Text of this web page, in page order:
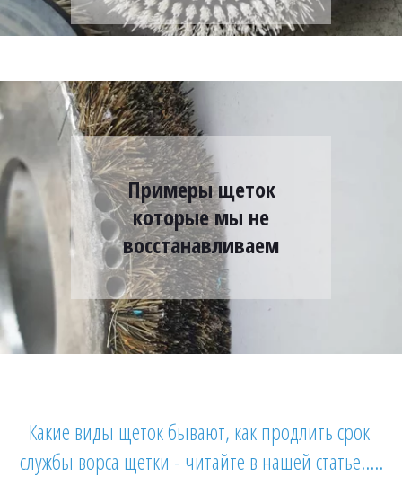
Примеры щеток
которые мы не
восстанавливаем
Какие виды щеток бывают, как продлить срок
службы ворса щетки - читайте в нашей статье.....